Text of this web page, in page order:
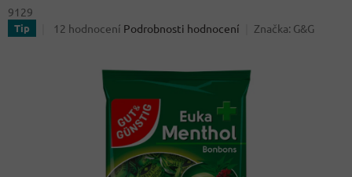
9129
Tip
Průměrné
12 hodnocení Podrobnosti hodnocení Značka: G&G